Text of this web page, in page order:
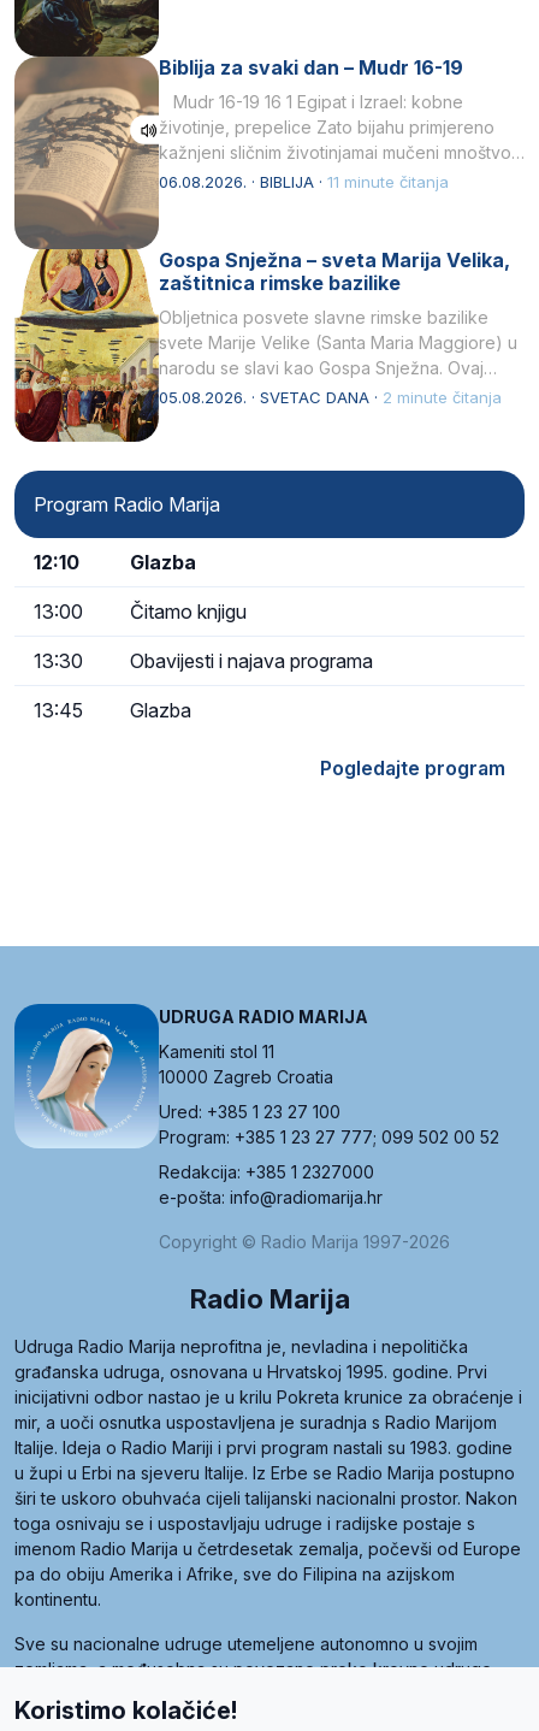
Biblija za svaki dan – Mudr 16-19
Mudr 16-19 16 1 Egipat i Izrael: kobne
životinje, prepelice Zato bijahu primjereno
kažnjeni sličnim životinjamai mučeni mnoštvom
kukaca.2 A narod…
06.08.2026. · BIBLIJA · 11 minute čitanja
Gospa Snježna – sveta Marija Velika,
zaštitnica rimske bazilike
Obljetnica posvete slavne rimske bazilike
svete Marije Velike (Santa Maria Maggiore) u
narodu se slavi kao Gospa Snježna. Ovaj
naziv, Sancta Maria…
05.08.2026. · SVETAC DANA · 2 minute čitanja
Program Radio Marija
12:10 Glazba
13:00 Čitamo knjigu
13:30 Obavijesti i najava programa
13:45 Glazba
Pogledajte program
UDRUGA RADIO MARIJA
Kameniti stol 11
10000 Zagreb Croatia
Ured: +385 1 23 27 100
Program: +385 1 23 27 777; 099 502 00 52
Redakcija: +385 1 2327000
e-pošta: info@radiomarija.hr
Copyright © Radio Marija 1997-2026
Radio Marija
Udruga Radio Marija neprofitna je, nevladina i nepolitička
građanska udruga, osnovana u Hrvatskoj 1995. godine. Prvi
inicijativni odbor nastao je u krilu Pokreta krunice za obraćenje i
mir, a uoči osnutka uspostavljena je suradnja s Radio Marijom
Italije. Ideja o Radio Mariji i prvi program nastali su 1983. godine
u župi u Erbi na sjeveru Italije. Iz Erbe se Radio Marija postupno
širi te uskoro obuhvaća cijeli talijanski nacionalni prostor. Nakon
toga osnivaju se i uspostavljaju udruge i radijske postaje s
imenom Radio Marija u četrdesetak zemalja, počevši od Europe
pa do obiju Amerika i Afrike, sve do Filipina na azijskom
kontinentu.
Sve su nacionalne udruge utemeljene autonomno u svojim
zemljama, a međusobna su povezane preko krovne udruge
Radio Maria). Svjetsku obitelj utemeljilo je sedam članica, među
Koristimo kolačiće!